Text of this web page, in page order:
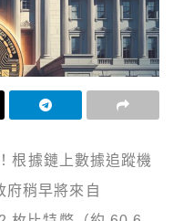
根據鏈上數據追蹤機
稍早將來自